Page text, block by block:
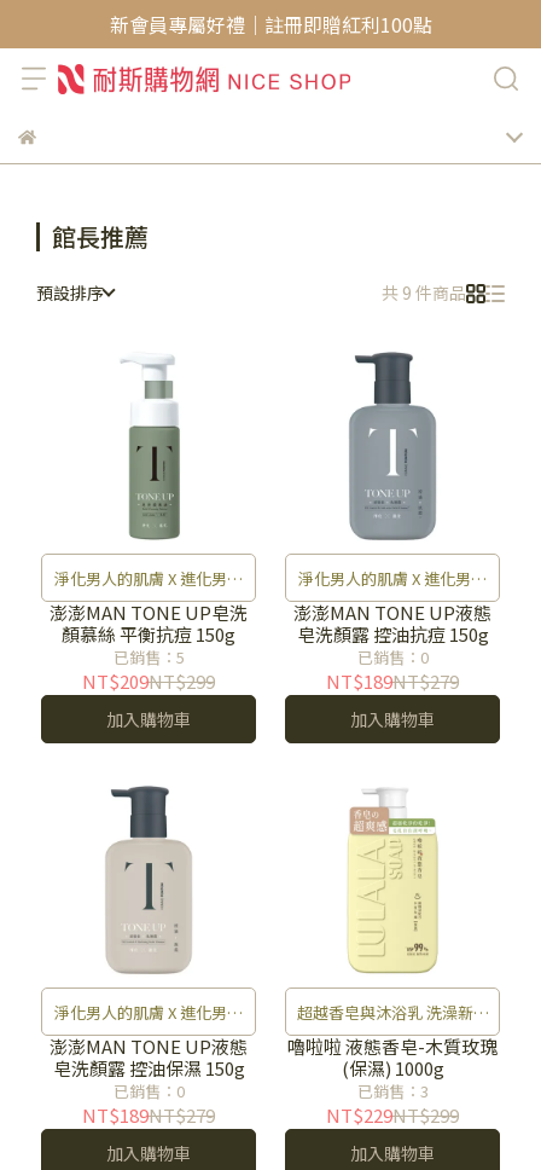
新會員專屬好禮｜註冊即贈紅利100點
館長推薦
預設排序 共 9 件商品
淨化男人的肌膚 X 進化男人
的氣場
澎澎MAN TONE UP皂洗
顏慕絲 平衡抗痘 150g
已銷售：5
NT$209NT$299
加入購物車
淨化男人的肌膚 X 進化男人
的氣場
澎澎MAN TONE UP液態
皂洗顏露 控油抗痘 150g
已銷售：0
NT$189NT$279
加入購物車
淨化男人的肌膚 X 進化男人
的氣場
澎澎MAN TONE UP液態
皂洗顏露 控油保濕 150g
已銷售：0
NT$189NT$279
加入購物車
超越香皂與沐浴乳 洗澡新時
代
嚕啦啦 液態香皂-木質玫瑰
(保濕) 1000g
已銷售：3
NT$229NT$299
加入購物車